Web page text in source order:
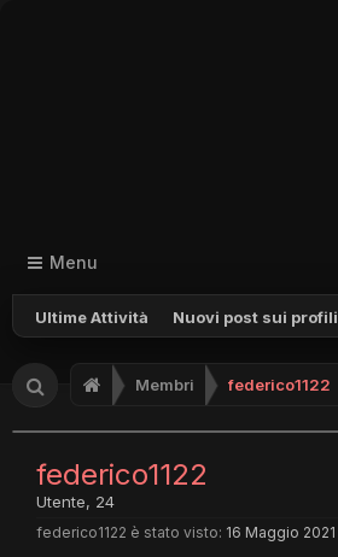
Menu
Ultime Attività Nuovi post sui profili
Membri federico1122
federico1122
Utente, 24
federico1122 è stato visto: 16 Maggio 2021